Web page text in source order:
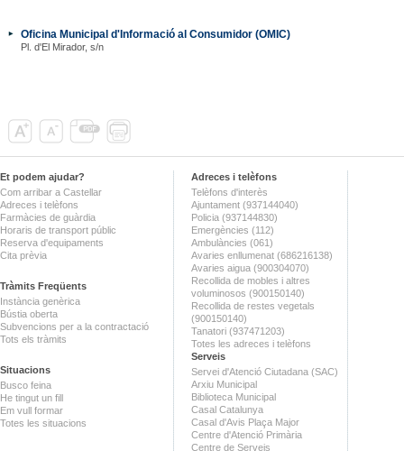
Oficina Municipal d'Informació al Consumidor (OMIC)
Pl. d'El Mirador, s/n
Et podem ajudar?
Com arribar a Castellar
Adreces i telèfons
Farmàcies de guàrdia
Horaris de transport públic
Reserva d'equipaments
Cita prèvia
Tràmits Freqüents
Instància genèrica
Bústia oberta
Subvencions per a la contractació
Tots els tràmits
Situacions
Busco feina
He tingut un fill
Em vull formar
Totes les situacions
Adreces i telèfons
Telèfons d'interès
Ajuntament (937144040)
Policia (937144830)
Emergències (112)
Ambulàncies (061)
Avaries enllumenat (686216138)
Avaries aigua (900304070)
Recollida de mobles i altres
voluminosos (900150140)
Recollida de restes vegetals
(900150140)
Tanatori (937471203)
Totes les adreces i telèfons
Serveis
Servei d'Atenció Ciutadana (SAC)
Arxiu Municipal
Biblioteca Municipal
Casal Catalunya
Casal d'Avis Plaça Major
Centre d'Atenció Primària
Centre de Serveis